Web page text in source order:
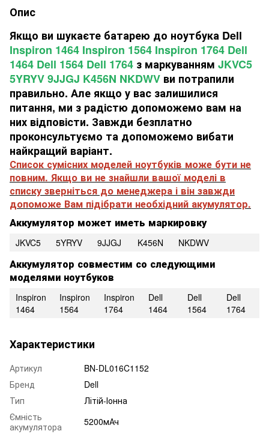
Опис
Якщо ви шукаєте батарею до ноутбука Dell
Inspiron 1464 Inspiron 1564 Inspiron 1764 Dell
1464 Dell 1564 Dell 1764 з маркуванням JKVC5
5YRYV 9JJGJ K456N NKDWV ви потрапили
правильно. Але якщо у вас залишилися
питання, ми з радістю допоможемо вам на
них відповісти. Завжди безплатно
проконсультуємо та допоможемо вибати
найкращий варіант.
Список сумісних моделей ноутбуків може бути не
повним. Якщо ви не знайшли вашої моделі в
списку зверніться до менеджера і він завжди
допоможе Вам підібрати необхідний акумулятор.
Аккумулятор может иметь маркировку
JKVC5 5YRYV 9JJGJ K456N NKDWV
Аккумулятор совместим со следующими
моделями ноутбуков
Inspiron
1464
Inspiron
1564
Inspiron
1764
Dell
1464
Dell
1564
Dell
1764
Характеристики
Артикул
BN-DL016C1152
Бренд
Dell
Тип
Літій-Іонна
Ємність
акумулятора
5200мАч